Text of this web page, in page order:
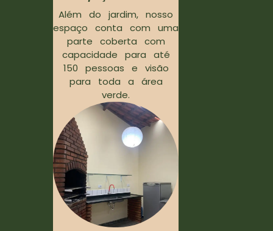
Além do jardim, nosso
espaço conta com uma
parte coberta com
capacidade para até
150 pessoas e visão
para toda a área
verde.